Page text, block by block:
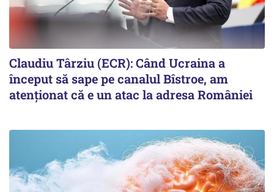
Claudiu Târziu (ECR): Când Ucraina a
început să sape pe canalul Bîstroe, am
atenționat că e un atac la adresa României